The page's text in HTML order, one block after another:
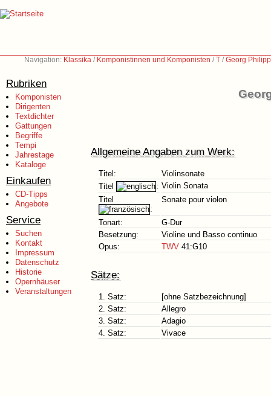
Navigation: Klassika / Komponistinnen und Komponisten /T /Georg
Rubriken
Komponisten
Dirigenten
Textdichter
Gattungen
Begriffe
Tempi
Jahrestage
Kataloge
Einkaufen
CD-Tipps
Angebote
Service
Suchen
Kontakt
Impressum
Datenschutz
Historie
Opernhäuser
Veranstaltungen
Allgemeine Angaben zum Werk:
Titel:
Violinsonate
Titel
: Violin Sonata
Titel
:
Sonate pour violon
Tonart:
G-Dur
Besetzung:
Violine und Basso continuo
Opus:
TWV 41:G10
Sätze:
1. Satz:
[ohne Satzbezeichnung]
2. Satz:
Allegro
3. Satz:
Adagio
4. Satz:
Vivace